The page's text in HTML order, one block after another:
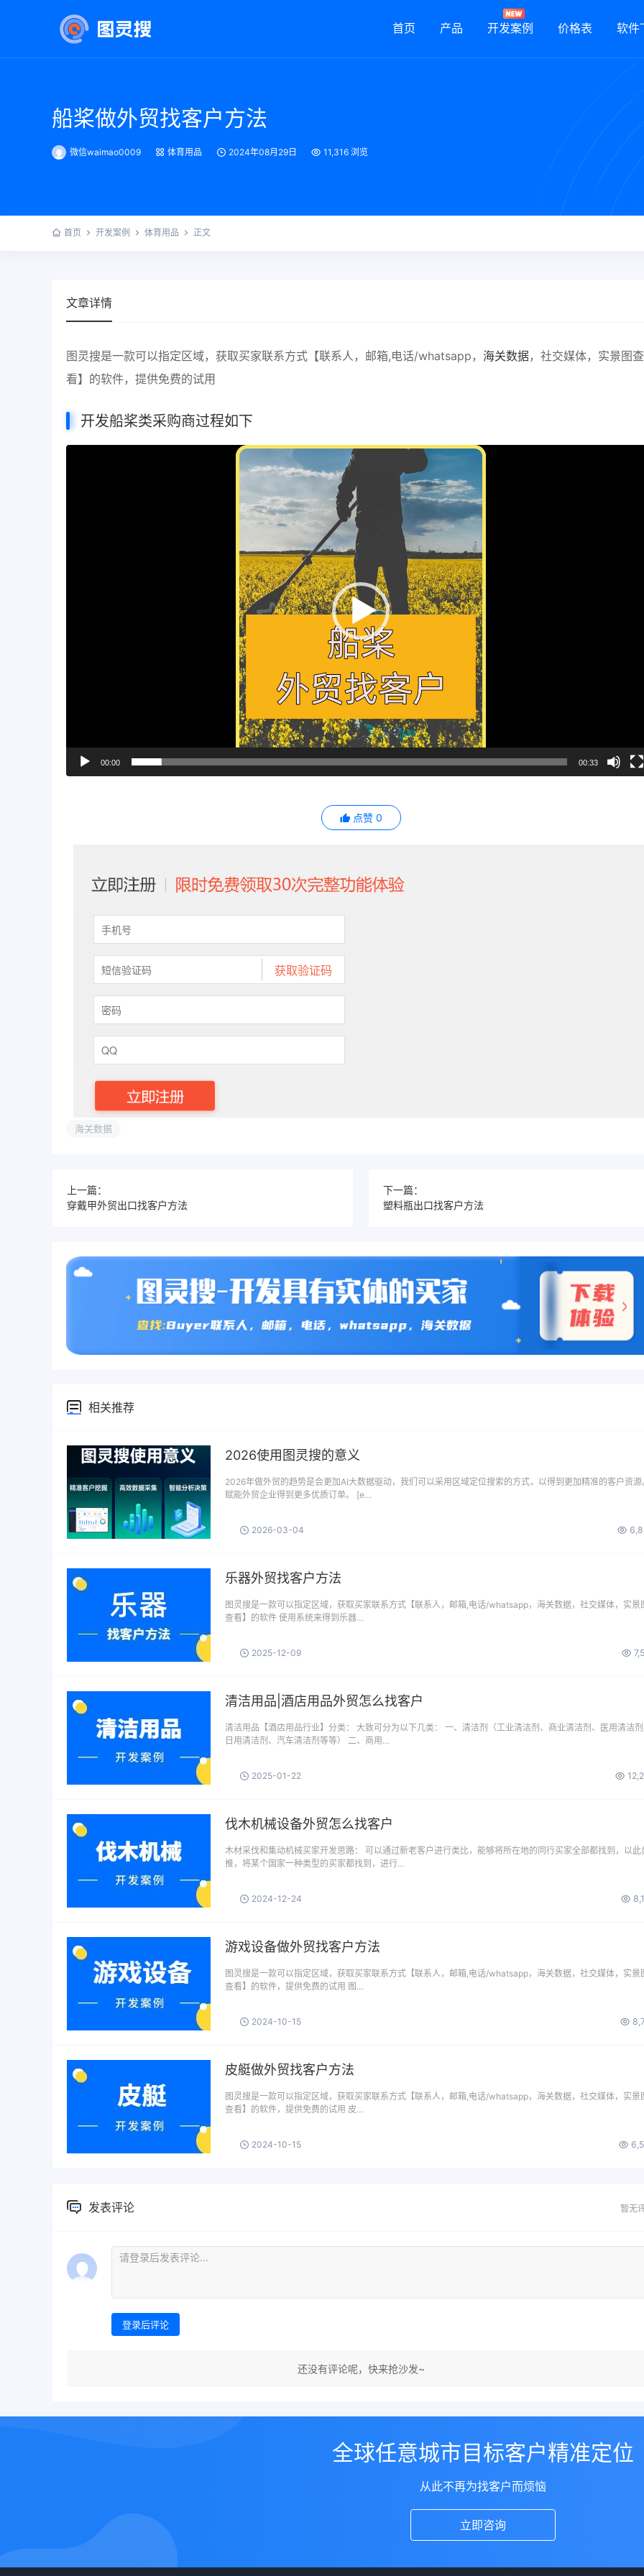
首页 产品 开发案例 价格表 软件
船桨做外贸找客户方法
微信waimao0009 体育用品 2024年08月29日 11,316 浏览
首页 开发案例 体育用品 正文
文章详情
图灵搜是一款可以指定区域，获取买家联系方式【联系人，邮箱,电话/whatsapp， 海关数据，社交媒体，实景图查
看】的软件，提供免费的试用
开发船桨类采购商过程如下
00:00 00:33
点赞 0
海关数据
上一篇：
穿戴甲外贸出口找客户方法
下一篇：
塑料瓶出口找客户方法
相关推荐
2026使用图灵搜的意义
2026年做外贸的趋势是会更加AI大数据驱动，我们可以采用区域定位搜索的方式，以得到更加精准的客户资源
赋能外贸企业得到更多优质订单。 [e…
2026-03-04
乐器外贸找客户方法
图灵搜是一款可以指定区域，获取买家联系方式【联系人，邮箱,电话/whatsapp，海关数据，社交媒体，实景
查看】的软件 使用系统来得到乐器…
2025-12-09
清洁用品|酒店用品外贸怎么找客户
清洁用品【酒店用品行业】分类： 大致可分为以下几类： 一、清洁剂（工业清洁剂、商业清洁剂、医用清洁剂
日用清洁剂、汽车清洁剂等等） 二、商用…
2025-01-22
伐木机械设备外贸怎么找客户
木材采伐和集动机械买家开发思路： 可以通过新老客户进行类比，能够将所在地的同行买家全部都找到，以此
推，将某个国家一种类型的买家都找到，进行…
2024-12-24
游戏设备做外贸找客户方法
图灵搜是一款可以指定区域，获取买家联系方式【联系人，邮箱,电话/whatsapp，海关数据，社交媒体，实景
查看】的软件，提供免费的试用 图…
2024-10-15
皮艇做外贸找客户方法
图灵搜是一款可以指定区域，获取买家联系方式【联系人，邮箱,电话/whatsapp，海关数据，社交媒体，实景
查看】的软件，提供免费的试用 皮…
2024-10-15
发表评论 暂无
登录后评论
还没有评论呢，快来抢沙发~
全球任意城市目标客户精准定位
从此不再为找客户而烦恼
立即咨询